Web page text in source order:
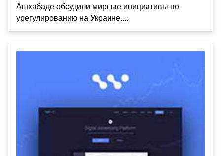
Ашхабаде обсудили мирные инициативы по
урегулированию на Украине....